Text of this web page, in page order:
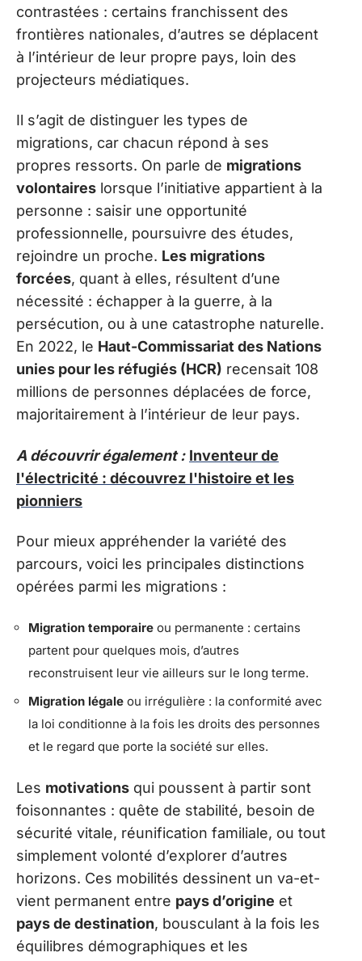
contrastées : certains franchissent des
frontières nationales, d’autres se déplacent
à l’intérieur de leur propre pays, loin des
projecteurs médiatiques.
Il s’agit de distinguer les types de
migrations, car chacun répond à ses
propres ressorts. On parle de migrations
volontaires lorsque l’initiative appartient à la
personne : saisir une opportunité
professionnelle, poursuivre des études,
rejoindre un proche. Les migrations
forcées, quant à elles, résultent d’une
nécessité : échapper à la guerre, à la
persécution, ou à une catastrophe naturelle.
En 2022, le Haut-Commissariat des Nations
unies pour les réfugiés (HCR) recensait 108
millions de personnes déplacées de force,
majoritairement à l’intérieur de leur pays.
A découvrir également : Inventeur de
l'électricité : découvrez l'histoire et les
pionniers
Pour mieux appréhender la variété des
parcours, voici les principales distinctions
opérées parmi les migrations :
Migration temporaire ou permanente : certains
partent pour quelques mois, d’autres
reconstruisent leur vie ailleurs sur le long terme.
Migration légale ou irrégulière : la conformité avec
la loi conditionne à la fois les droits des personnes
et le regard que porte la société sur elles.
Les motivations qui poussent à partir sont
foisonnantes : quête de stabilité, besoin de
sécurité vitale, réunification familiale, ou tout
simplement volonté d’explorer d’autres
horizons. Ces mobilités dessinent un va-et-
vient permanent entre pays d’origine et
pays de destination, bousculant à la fois les
équilibres démographiques et les